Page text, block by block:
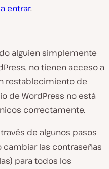
entrar.
alguien simplemente
no tienen acceso a
restablecimiento de
de WordPress no está
correctamente.
de algunos pasos
las contraseñas
para todos los